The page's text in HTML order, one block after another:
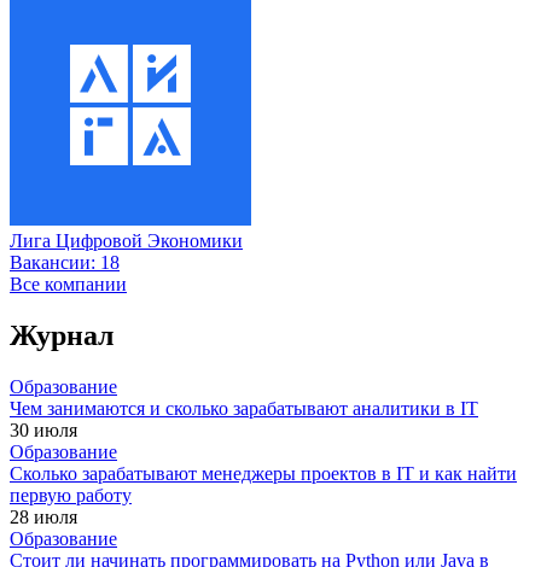
Лига Цифровой Экономики
Вакансии: 18
Все компании
Журнал
Образование
Чем занимаются и сколько зарабатывают аналитики в IT
30 июля
Образование
Сколько зарабатывают менеджеры проектов в IT и как найти
первую работу
28 июля
Образование
Стоит ли начинать программировать на Python или Java в